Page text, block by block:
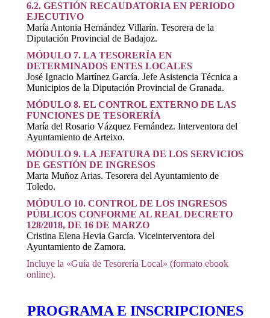
6.2. GESTIÓN RECAUDATORIA EN PERIODO
EJECUTIVO
María Antonia Hernández Villarín. Tesorera de la
Diputación Provincial de Badajoz.
MÓDULO 7. LA TESORERÍA EN
DETERMINADOS ENTES LOCALES
José Ignacio Martínez García. Jefe Asistencia Técnica a
Municipios de la Diputación Provincial de Granada.
MÓDULO 8. EL CONTROL EXTERNO DE LAS
FUNCIONES DE TESORERÍA
María del Rosario Vázquez Fernández. Interventora del
Ayuntamiento de Arteixo.
MÓDULO 9. LA JEFATURA DE LOS SERVICIOS
DE GESTIÓN DE INGRESOS
Marta Muñoz Arias. Tesorera del Ayuntamiento de
Toledo.
MÓDULO 10. CONTROL DE LOS INGRESOS
PÚBLICOS CONFORME AL REAL DECRETO
128/2018, DE 16 DE MARZO
Cristina Elena Hevia García. Viceinterventora del
Ayuntamiento de Zamora.
Incluye la «Guía de Tesorería Local» (formato ebook
online).
PROGRAMA E INSCRIPCIONES